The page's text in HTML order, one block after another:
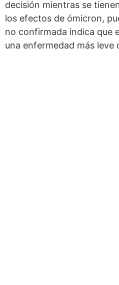
decisión mientras se
los efectos de ómicron,
no confirmada indica que
una enfermedad más leve